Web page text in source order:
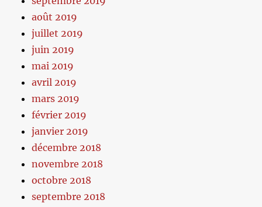
août 2019
juillet 2019
juin 2019
mai 2019
avril 2019
mars 2019
février 2019
janvier 2019
décembre 2018
novembre 2018
octobre 2018
septembre 2018